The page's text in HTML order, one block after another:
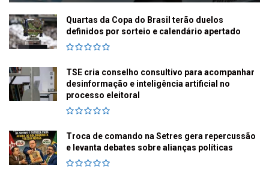
Quartas da Copa do Brasil terão duelos
definidos por sorteio e calendário apertado
TSE cria conselho consultivo para acompanhar
desinformação e inteligência artificial no
processo eleitoral
Troca de comando na Setres gera repercussão
e levanta debates sobre alianças políticas